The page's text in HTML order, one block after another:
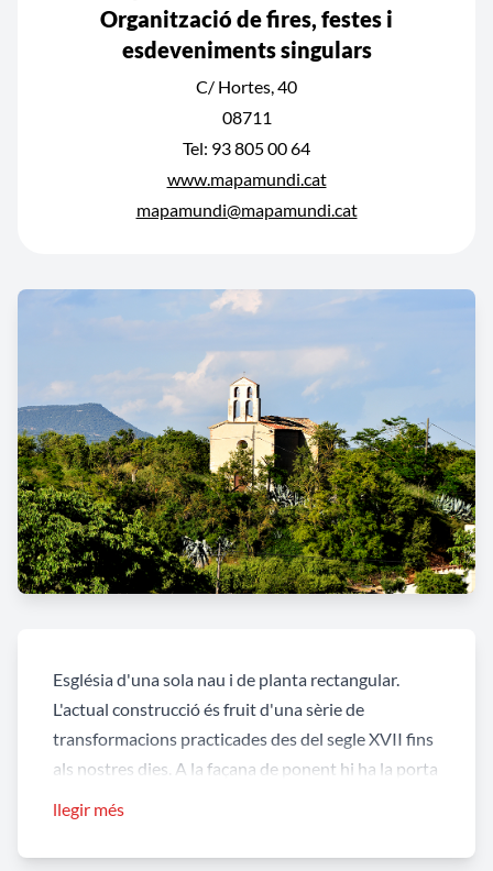
Organització de fires, festes i
esdeveniments singulars
C/ Hortes, 40
08711
Tel: 93 805 00 64
www.mapamundi.cat
mapamundi@mapamundi.cat
Església d'una sola nau i de planta rectangular.
L'actual construcció és fruit d'una sèrie de
transformacions practicades des del segle XVII fins
als nostres dies. A la façana de ponent hi ha la porta
modern (1903). A la banda de tramuntana de
llegir més